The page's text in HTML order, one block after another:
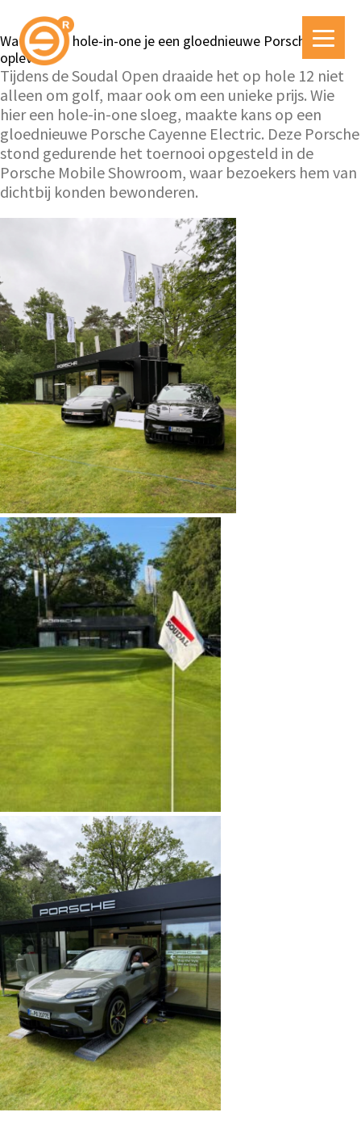
Wat als één hole-in-one je een gloednieuwe Porsche
oplevert?
Tijdens de Soudal Open draaide het op hole 12 niet
alleen om golf, maar ook om een unieke prijs. Wie
hier een hole-in-one sloeg, maakte kans op een
gloednieuwe Porsche Cayenne Electric. Deze Porsche
stond gedurende het toernooi opgesteld in de
Porsche Mobile Showroom, waar bezoekers hem van
dichtbij konden bewonderen.